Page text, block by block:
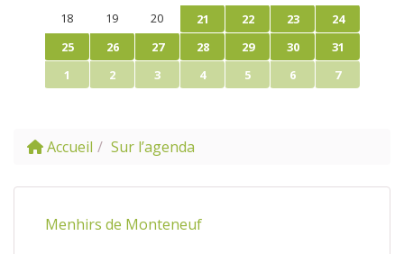
18
19 20 21 22 23
24
25
26 27 28 29 30
31
1
2 3 4 5 6 7
Accueil Sur l’agenda
Menhirs de Monteneuf